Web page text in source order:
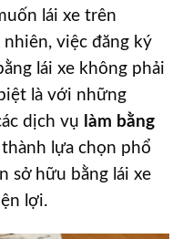
lái xe trên
việc đăng ký
lái xe không phải
là với những
dịch vụ làm bằng
lựa chọn phổ
sở hữu bằng lái xe
lợi.